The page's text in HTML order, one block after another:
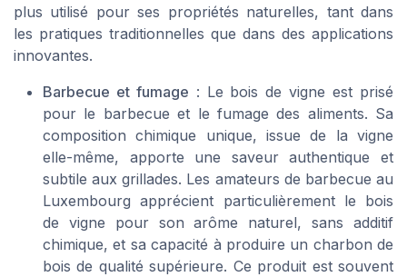
plus utilisé pour ses propriétés naturelles, tant dans
les pratiques traditionnelles que dans des applications
innovantes.
Barbecue et fumage : Le bois de vigne est prisé
pour le barbecue et le fumage des aliments. Sa
composition chimique unique, issue de la vigne
elle-même, apporte une saveur authentique et
subtile aux grillades. Les amateurs de barbecue au
Luxembourg apprécient particulièrement le bois
de vigne pour son arôme naturel, sans additif
chimique, et sa capacité à produire un charbon de
bois de qualité supérieure. Ce produit est souvent